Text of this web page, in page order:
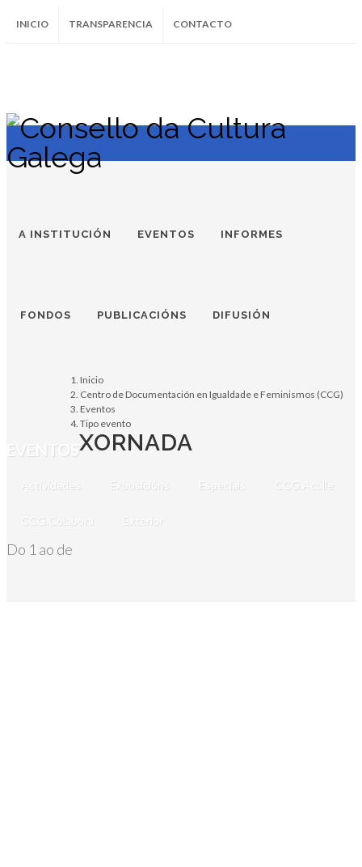
INICIO TRANSPARENCIA CONTACTO
InstagramFacebookTwitter Soundcloud
Youtube
A INSTITUCIÓN EVENTOS INFORMES
FONDOS PUBLICACIÓNS DIFUSIÓN
EVENTOS
Actividades Exposicións Especiais CCG.Acolle
CCG.Colabora Exterior
XORNADA
Do 1 ao de
Inicio
Centro de Documentación en Igualdade e Feminismos (CCG)
Eventos
Tipo evento